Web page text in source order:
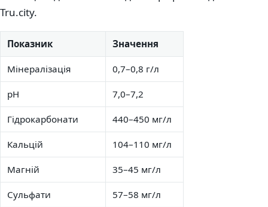
Tru.city.
Показник Значення
Мінералізація 0,7–0,8 г/л
pH 7,0–7,2
Гідрокарбонати 440–450 мг/л
Кальцій 104–110 мг/л
Магній 35–45 мг/л
Сульфати 57–58 мг/л